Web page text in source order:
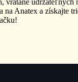
na Anatex a získajte